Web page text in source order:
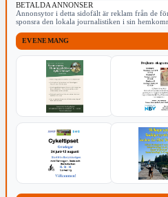
BETALDA ANNONSER
Annonsytor i detta sidofält är reklam från de
sponsra den lokala journalistiken i sin
EVENEMANG